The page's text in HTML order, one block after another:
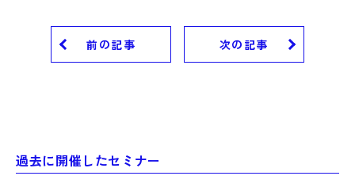
前の記事 次の記事
過去に開催したセミナー